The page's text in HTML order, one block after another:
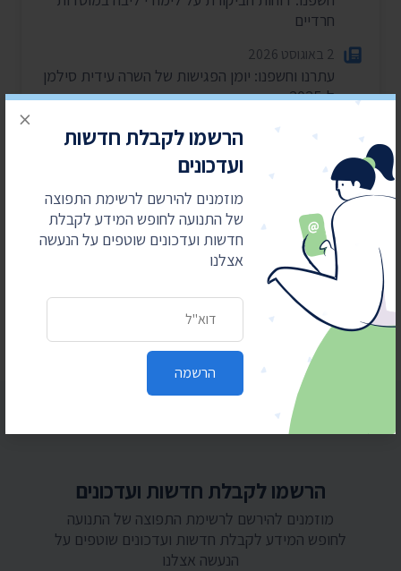
הרשמו לקבלת חדשות
ועדכונים
מוזמנים להירשם לרשימת התפוצה
של התנועה לחופש המידע לקבלת
חדשות ועדכונים שוטפים על הנעשה
אצלנו
הרשמה
×
חרדיים
2 באוגוסט 2026
עתרנו וחשפנו: יומן הפגישות של השרה עידית סילמן
ל-2025
הוצאות מעונות ראש הממשלה ל-2025-2026
27 ביולי 2026
הוועדה לחיוב אישי במשרד הפנים – התכנסה רק
פעמיים בשנה וחצי
24 ביולי 2026
בית המשפט: המשטרה תחשוף סעיפים בנהלי
הפרות סדר וחסימת צירים
הרשמו לקבלת חדשות ועדכונים
מוזמנים להירשם לרשימת התפוצה של התנועה
לחופש המידע לקבלת חדשות ועדכונים שוטפים על
הנעשה אצלנו